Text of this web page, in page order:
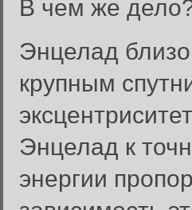
В чем же
Энцелад
крупным
Энцелад к
энергии